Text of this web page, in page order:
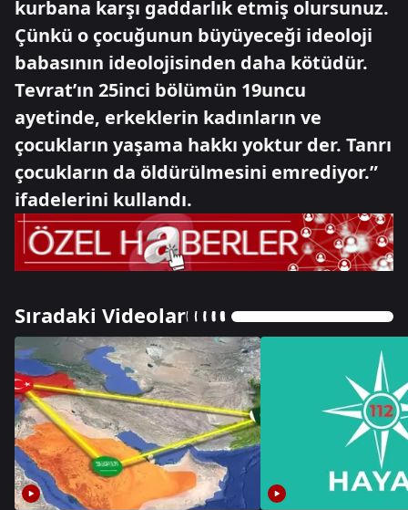
kurbana karşı gaddarlık etmiş olursunuz.
Çünkü o çocuğunun büyüyeceği ideoloji
babasının ideolojisinden daha kötüdür.
Tevrat’ın 25inci bölümün 19uncu
ayetinde, erkeklerin kadınların ve
çocukların yaşama hakkı yoktur der. Tanrı
çocukların da öldürülmesini emrediyor.”
ifadelerini kullandı.
Sıradaki Videolar